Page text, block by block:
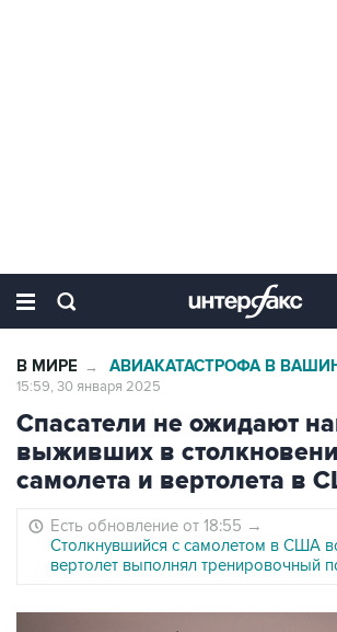
В МИРЕ → АВИАКАТАСТРОФА В
15:59, 30 января 2025
Спасатели не ожидают
выживших в
самолета и вертолета в
Есть обновление от 18:55 →
Столкнувшийся с самолетом в США
вертолет выполнял тренировочный